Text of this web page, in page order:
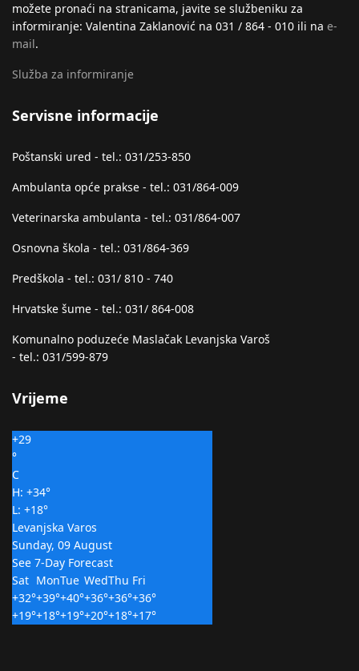
možete pronaći na stranicama, javite se službeniku za
informiranje: Valentina Zaklanović na 031 / 864 - 010 ili na e-
mail.
Služba za informiranje
Servisne informacije
Poštanski ured - tel.: 031/253-850
Ambulanta opće prakse - tel.: 031/864-009
Veterinarska ambulanta - tel.: 031/864-007
Osnovna škola - tel.: 031/864-369
Predškola - tel.: 031/ 810 - 740
Hrvatske šume - tel.: 031/ 864-008
Komunalno poduzeće Maslačak Levanjska Varoš
- tel.: 031/599-879
Vrijeme
+29
°
C
H: +34°
L: +18°
Levanjska Varos
Sunday, 09 August
See 7-Day Forecast
Sat MonTue WedThu Fri
+32°+39°+40°+36°+36°+36°
+19°+18°+19°+20°+18°+17°